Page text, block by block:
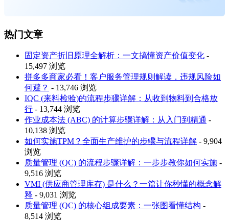
热门文章
固定资产折旧原理全解析：一文搞懂资产价值变化 -
15,497 浏览
拼多多商家必看！客户服务管理规则解读，违规风险如
何避？ - 13,746 浏览
IQC (来料检验)的流程步骤详解：从收到物料到合格放
行 - 13,744 浏览
作业成本法 (ABC) 的计算步骤详解：从入门到精通 -
10,138 浏览
如何实施TPM？全面生产维护的步骤与流程详解 - 9,904
浏览
质量管理 (QC) 的流程步骤详解：一步步教你如何实施 -
9,516 浏览
VMI (供应商管理库存) 是什么？一篇让你秒懂的概念解
释 - 9,031 浏览
质量管理 (QC) 的核心组成要素：一张图看懂结构 -
8,514 浏览